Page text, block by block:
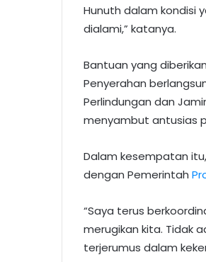
Hunuth dalam kondisi
dialami,” katanya.
Bantuan yang
Penyerahan
Perlindungan dan
menyambut antusias
Dalam kesempatan
dengan Pemerintah
“Saya terus
merugikan kita. Tidak
terjerumus dalam